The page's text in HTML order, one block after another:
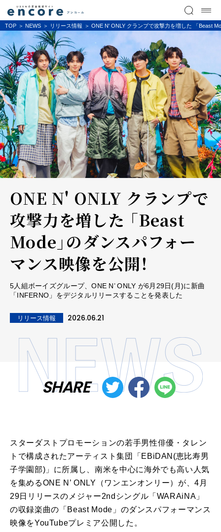
TOP NEWS リリース情報 ONE N' ONLY クランプで攻撃力を増した 「Beast
ONE N' ONLY クランプで
攻撃力を増した 「Beast
Mode」のダンスパフォー
マンス映像を公開！
5人組ボーイズグループ、ONE N’ ONLY が6月29日(月)に新曲
「INFERNO」をデジタルリリースすることを発表した
リリース情報 2026.06.21
SHARE
スターダストプロモーションの若手男性俳優・タレン
トで構成されたアーティスト集団「 EBiDAN(恵比寿男
子学園部) 」に所属し、南米を中心に海外でも高い人気
を集めるONE N’ ONLY （ワンエンオンリー）が、4 月
29日リリースのメジャー2nd シングル「 WARAiNA 」
の収録楽曲の「 Beast Mode 」のダンスパフォーマンス
映像をYouTubeプレミア公開した。